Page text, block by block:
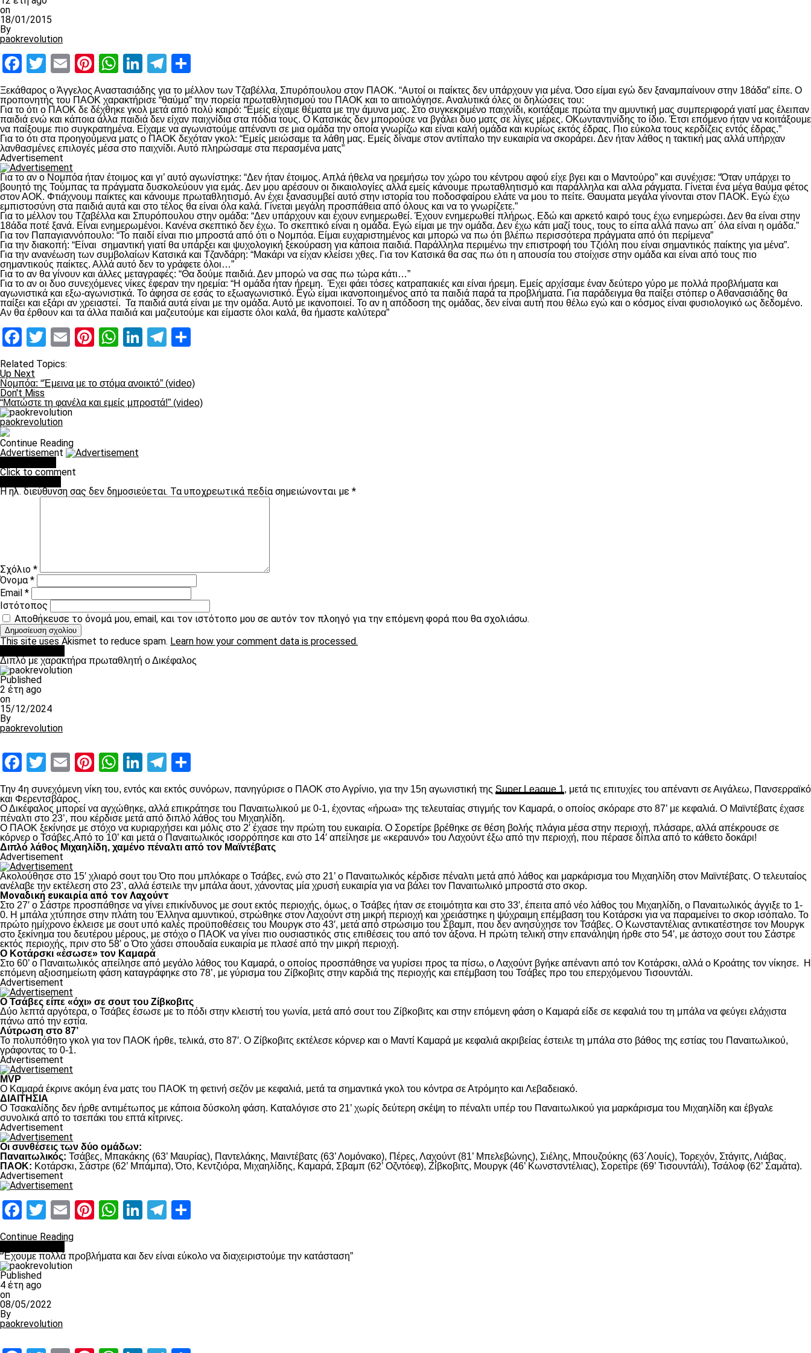
on
18/01/2015
By
paokrevolution
Facebook
Twitter
EmailPinterest
WhatsApp
LinkedIn
Telegram
Ξεκάθαρος ο Άγγελος Αναστασιάδης για το μέλλον των Τζαβέλλα, Σπυρόπουλου στον ΠΑΟΚ. “Αυτοί οι παίκτες δεν υπάρχουν για μένα. Όσο είμαι εγώ δεν ξαναμπαίνουν στην 18άδα” είπε. Ο
προπονητής του ΠΑΟΚ χαρακτήρισε “θαύμα” την πορεία πρωταθλητισμού του ΠΑΟΚ και το αιτιολόγησε. Αναλυτικά όλες οι δηλώσεις του:
Για το ότι ο ΠΑΟΚ δε δέχθηκε γκολ μετά από πολύ καιρό: “Εμείς είχαμε θέματα με την άμυνα μας. Στο συγκεκριμένο παιχνίδι, κοιτάξαμε πρώτα την αμυντική μας συμπεριφορά γιατί μας έλειπαν
παιδιά ενώ και κάποια άλλα παιδιά δεν είχαν παιχνίδια στα πόδια τους. Ο Κατσικάς δεν μπορούσε να βγάλει δυο ματς σε λίγες μέρες. ΟΚωνταντινίδης το ίδιο. Έτσι επόμενο ήταν να κοιτάξουμε
να παίξουμε πιο συγκρατημένα. Είχαμε να αγωνιστούμε απέναντι σε μια ομάδα την οποία γνωρίζω και είναι καλή ομάδα και κυρίως εκτός έδρας. Πιο εύκολα τους κερδίζεις εντός έδρας.”
Για το ότι στα προηγούμενα ματς ο ΠΑΟΚ δεχόταν γκολ: “Εμείς μειώσαμε τα λάθη μας. Εμείς δίναμε στον αντίπαλο την ευκαιρία να σκοράρει. Δεν ήταν λάθος η τακτική μας αλλά υπήρχαν
λανθασμένες επιλογές μέσα στο παιχνίδι. Αυτό πληρώσαμε στα περασμένα ματς”
Advertisement
Για το αν ο Νομπόα ήταν έτοιμος και γι’ αυτό αγωνίστηκε: “Δεν ήταν έτοιμος. Απλά ήθελα να ηρεμήσω τον χώρο του κέντρου αφού είχε βγει και ο Μαντούρο” και συνέχισε: “Όταν υπάρχει το
βουητό της Τούμπας τα πράγματα δυσκολεύουν για εμάς. Δεν μου αρέσουν οι δικαιολογίες αλλά εμείς κάνουμε πρωταθλητισμό και παράλληλα και αλλα ράγματα. Γίνεται ένα μέγα θαύμα φέτος
στον ΑΟΚ. Φτιάχνουμ παίκτες και κάνουμε πρωταθλητισμό. Αν έχει ξανασυμβεί αυτό στην ιστορία του ποδοσφαίρου ελάτε να μου το πείτε. Θαυματα μεγάλα γίνονται στον ΠΑΟΚ. Εγώ έχω
εμπιστοσύνη στα παιδιά αυτά και στο τέλος θα είναι όλα καλά. Γίνεται μεγάλη προσπάθεια από όλους και να το γνωρίζετε.”
Για το μέλλον του Τζαβέλλα και Σπυρόπουλου στην ομάδα: “Δεν υπάρχουν και έχουν ενημερωθεί. Έχουν ενημερωθεί πλήρως. Εδώ και αρκετό καιρό τους έχω ενημερώσει. Δεν θα είναι στην
18άδα ποτέ ξανά. Είναι ενημερωμένοι. Κανένα σκεπτικό δεν έχω. Το σκεπτικό είναι η ομάδα. Εγώ είμαι με την ομάδα. Δεν έχω κάτι μαζί τους, τους το είπα αλλά πανω απ΄ όλα είναι η ομάδα.”
Για τον Παπαγιαννόπουλο: “Το παιδί είναι πιο μπροστά από ότι ο Νομπόα. Είμαι ευχαριστημένος και μπορώ να πω ότι βλέπω περισσότερα πράγματα από ότι περίμενα”
Για την διακοπή: “Είναι σημαντική γιατί θα υπάρξει και ψυχολογική ξεκούραση για κάποια παιδιά. Παράλληλα περιμένω την επιστροφή του Τζιόλη που είναι σημαντικός παίκτης για μένα”.
Για την ανανέωση των συμβολαίων Κατσικά και Τζανδάρη: “Μακάρι να είχαν κλείσει χθες. Για τον Κατσικά θα σας πω ότι η απουσία του στοίχισε στην ομάδα και είναι από τους πιο
σημαντικούς παίκτες. Αλλά αυτό δεν το γράφετε όλοι…”
Για το αν θα γίνουν και άλλες μεταγραφές: “Θα δούμε παιδιά. Δεν μπορώ να σας πω τώρα κάτι…”
Για το αν οι δυο συνεχόμενες νίκες έφεραν την ηρεμία: “Η ομάδα ήταν ήρεμη. Έχει φάει τόσες κατραπακιές και είναι ήρεμη. Εμείς αρχίσαμε έναν δεύτερο γύρο με πολλά προβλήματα και
αγωνιστικά και εξω-αγωνιστικά. Το άφησα σε εσάς το εξωαγωνιστικό. Εγώ είμαι ικανοποιημένος από τα παιδιά παρά τα προβλήματα. Για παράδειγμα θα παίξει στόπερ ο Αθανασιάδης θα
παίξει και εξάρι αν χρειαστεί. Τα παιδιά αυτά είναι με την ομάδα. Αυτό με ικανοποιεί. Το αν η απόδοση της ομάδας, δεν είναι αυτή που θέλω εγώ και ο κόσμος είναι φυσιολογικό ως δεδομένο.
Αν θα έρθουν και τα άλλα παιδιά και μαζευτούμε και είμαστε όλοι καλά, θα ήμαστε καλύτερα”
Facebook
Twitter
EmailPinterest
WhatsApp
LinkedIn
Telegram
Related Topics:
Up Next
Νομπόα: “Έμεινα με το στόμα ανοικτό” (video)
Don't Miss
“Ματώστε τη φανέλα και εμείς μπροστά!” (video)
paokrevolution
Continue Reading
Advertisement
Click to comment
Η ηλ. διεύθυνση σας δεν δημοσιεύεται. Τα υποχρεωτικά πεδία σημειώνονται με *
Σχόλιο *
Όνομα*
Email *
Ιστότοπος
Αποθήκευσε το όνομά μου, email, και τον ιστότοπο μου σε αυτόν τον πλοηγό για την επόμενη φορά που θα σχολιάσω.
This site uses Akismet to reduce spam. Learn how your comment data is processed.
Διπλό με χαρακτήρα πρωταθλητή ο Δικέφαλος
Published
2 έτη ago
on
15/12/2024
By
paokrevolution
Facebook
Twitter
EmailPinterest
WhatsApp
LinkedIn
Telegram
Την 4η συνεχόμενη νίκη του, εντός και εκτός συνόρων, πανηγύρισε ο ΠΑΟΚ στο Αγρίνιο, για την 15η αγωνιστική της Super League 1, μετά τις επιτυχίες του απέναντι σε Αιγάλεω, Πανσερραϊκό
και Φερεντσβάρος.
Ο Δικέφαλος μπορεί να αγχώθηκε, αλλά επικράτησε του Παναιτωλικού με 0-1, έχοντας «ήρωα» της τελευταίας στιγμής τον Καμαρά, ο οποίος σκόραρε στο 87’ με κεφαλιά. Ο Μαϊντέβατς έχασε
πέναλτι στο 23’, που κέρδισε μετά από διπλό λάθος του Μιχαηλίδη.
Ο ΠΑΟΚ ξεκίνησε με στόχο να κυριαρχήσει και μόλις στο 2′ έχασε την πρώτη του ευκαιρία. Ο Σορετίρε βρέθηκε σε θέση βολής πλάγια μέσα στην περιοχή, πλάσαρε, αλλά απέκρουσε σε
κόρνερ ο Τσάβες.Από το 10’ και μετά ο Παναιτωλικός ισορρόπησε και στο 14′ απείλησε με «κεραυνό» του Λαχούντ έξω από την περιοχή, που πέρασε δίπλα από το κάθετο δοκάρι!
Διπλό λάθος Μιχαηλίδη, χαμένο πέναλτι από τον Μαϊντέβατς
Advertisement
Ακολούθησε στο 15′ χλιαρό σουτ του Ότο που μπλόκαρε ο Τσάβες, ενώ στο 21’ ο Παναιτωλικός κέρδισε πέναλτι μετά από λάθος και μαρκάρισμα του Μιχαηλίδη στον Μαϊντέβατς. Ο τελευταίος
ανέλαβε την εκτέλεση στο 23’, αλλά έστειλε την μπάλα άουτ, χάνοντας μία χρυσή ευκαιρία για να βάλει τον Παναιτωλικό μπροστά στο σκορ.
Μοναδική ευκαιρία από τον Λαχούντ
Στο 27′ ο Σάστρε προσπάθησε να γίνει επικίνδυνος με σουτ εκτός περιοχής, όμως, ο Τσάβες ήταν σε ετοιμότητα και στο 33′, έπειτα από νέο λάθος του Μιχαηλίδη, ο Παναιτωλικός άγγιξε το 1-
0. Η μπάλα χτύπησε στην πλάτη του Έλληνα αμυντικού, στρώθηκε στον Λαχούντ στη μικρή περιοχή και χρειάστηκε η ψύχραιμη επέμβαση του Κοτάρσκι για να παραμείνει το σκορ ισόπαλο. Το
πρώτο ημίχρονο έκλεισε με σουτ υπό καλές προϋποθέσεις του Μουργκ στο 43′, μετά από στρώσιμο του Σβαμπ, που δεν ανησύχησε τον Τσάβες. Ο Κωνσταντέλιας αντικατέστησε τον Μουργκ
στο ξεκίνημα του δευτέρου μέρους, με στόχο ο ΠΑΟΚ να γίνει πιο ουσιαστικός στις επιθέσεις του από τον άξονα. Η πρώτη τελική στην επανάληψη ήρθε στο 54′, με άστοχο σουτ του Σάστρε
εκτός περιοχής, πριν στο 58′ ο Ότο χάσει σπουδαία ευκαιρία με πλασέ από την μικρή περιοχή.
Ο Κοτάρσκι «έσωσε» τον Καμαρά
Στο 60’ ο Παναιτωλικός απείλησε από μεγάλο λάθος του Καμαρά, ο οποίος προσπάθησε να γυρίσει προς τα πίσω, ο Λαχούντ βγήκε απέναντι από τον Κοτάρσκι, αλλά ο Κροάτης τον νίκησε. Η
επόμενη αξιοσημείωτη φάση καταγράφηκε στο 78’, με γύρισμα του Ζίβκοβιτς στην καρδιά της περιοχής και επέμβαση του Τσάβες προ του επερχόμενου Τισουντάλι.
Advertisement
Ο Τσάβες είπε «όχι» σε σουτ του Ζίβκοβιτς
Δύο λεπτά αργότερα, ο Τσάβες έσωσε με το πόδι στην κλειστή του γωνία, μετά από σουτ του Ζίβκοβιτς και στην επόμενη φάση ο Καμαρά είδε σε κεφαλιά του τη μπάλα να φεύγει ελάχιστα
πάνω από την εστία.
Λύτρωση στο 87’
Το πολυπόθητο γκολ για τον ΠΑΟΚ ήρθε, τελικά, στο 87′. Ο Ζίβκοβιτς εκτέλεσε κόρνερ και ο Μαντί Καμαρά με κεφαλιά ακριβείας έστειλε τη μπάλα στο βάθος της εστίας του Παναιτωλικού,
γράφοντας το 0-1.
Advertisement
MVP
Ο Καμαρά έκρινε ακόμη ένα ματς του ΠΑΟΚ τη φετινή σεζόν με κεφαλιά, μετά τα σημαντικά γκολ του κόντρα σε Ατρόμητο και Λεβαδειακό.
ΔΙΑΙΤΗΣΙΑ
Ο Τσακαλίδης δεν ήρθε αντιμέτωπος με κάποια δύσκολη φάση. Καταλόγισε στο 21’ χωρίς δεύτερη σκέψη το πέναλτι υπέρ του Παναιτωλικού για μαρκάρισμα του Μιχαηλίδη και έβγαλε
συνολικά από το τσεπάκι του επτά κίτρινες.
Advertisement
Οι συνθέσεις των δύο ομάδων:
Παναιτωλικός: Τσάβες, Μπακάκης (63’ Μαυρίας), Παντελάκης, Μαιντέβατς (63’ Λομόνακο), Πέρες, Λαχούντ (81’ Μπελεβώνης), Σιέλης, Μπουζούκης (63΄Λουίς), Τορεχόν, Στάγιτς, Λιάβας.
ΠΑΟΚ: Κοτάρσκι, Σάστρε (62’ Μπάμπα), Ότο, Κεντζιόρα, Μιχαηλίδης, Καμαρά, Σβαμπ (62’ Οζντόεφ), Ζίβκοβιτς, Μουργκ (46’ Κωνστσντέλιας), Σορετίρε (69’ Τισουντάλι), Τσάλοφ (62’ Σαμάτα).
Advertisement
Facebook
Twitter
EmailPinterest
WhatsApp
LinkedIn
Telegram
Continue Reading
“Έχουμε πολλά προβλήματα και δεν είναι εύκολο να διαχειριστούμε την κατάσταση”
Published
4 έτη ago
on
08/05/2022
By
paokrevolution